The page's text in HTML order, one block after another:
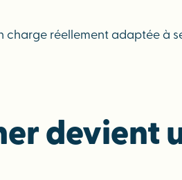
réellement adaptée à
devient